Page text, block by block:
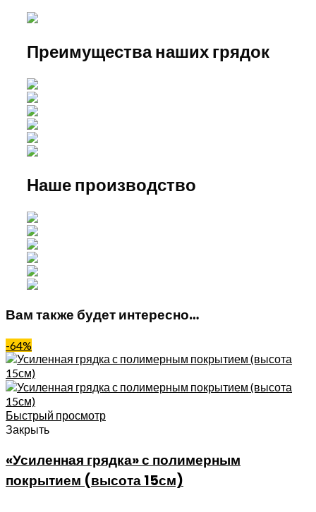
Преимущества наших грядок
Наше производство
Вам также будет интересно…
-64%
Быстрый просмотр
Закрыть
«Усиленная грядка» с полимерным
покрытием (высота 15см)